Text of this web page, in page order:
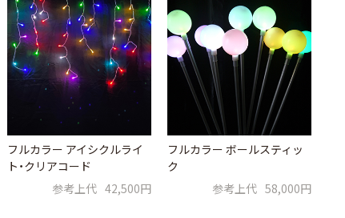
フルカラー アイシクルライ
ト・クリアコード
参考上代 42,500円
フルカラー ボールスティッ
ク
参考上代 58,000円